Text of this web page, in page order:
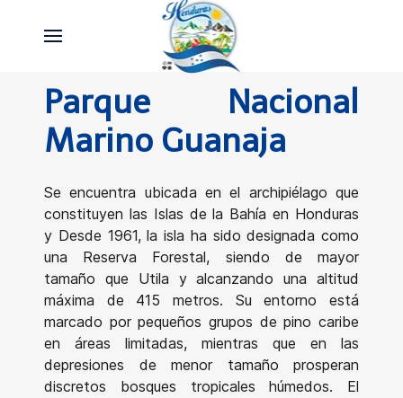
Parque Nacional
Marino Guanaja
Se encuentra ubicada en el archipiélago que
constituyen las Islas de la Bahía en Honduras
y Desde 1961, la isla ha sido designada como
una Reserva Forestal, siendo de mayor
tamaño que Utila y alcanzando una altitud
máxima de 415 metros. Su entorno está
marcado por pequeños grupos de pino caribe
en áreas limitadas, mientras que en las
depresiones de menor tamaño prosperan
discretos bosques tropicales húmedos. El